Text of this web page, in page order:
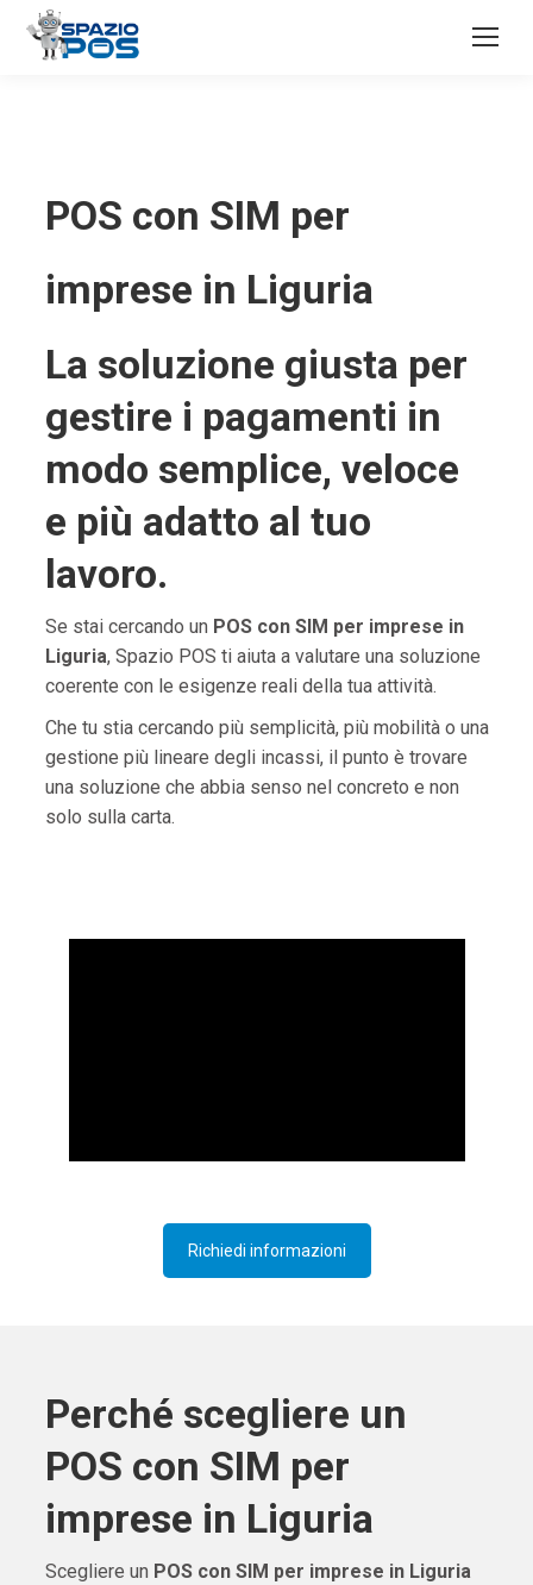
POS con SIM per
imprese in Liguria
La soluzione giusta per
gestire i pagamenti in
modo semplice, veloce
e più adatto al tuo
lavoro.
Se stai cercando un POS con SIM per imprese in
Liguria, Spazio POS ti aiuta a valutare una soluzione
coerente con le esigenze reali della tua attività.
Che tu stia cercando più semplicità, più mobilità o una
gestione più lineare degli incassi, il punto è trovare
una soluzione che abbia senso nel concreto e non
solo sulla carta.
Richiedi informazioni
Perché scegliere un
POS con SIM per
imprese in Liguria
Scegliere un POS con SIM per imprese in Liguria